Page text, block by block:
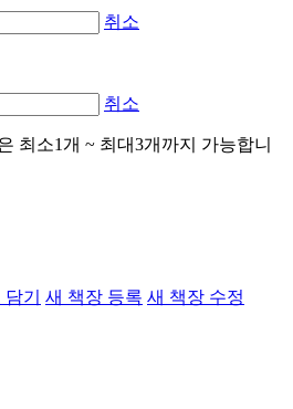
취소
취소
최소1개 ~ 최대3개까지 가능합니
기 새 책장 등록 새 책장 수정